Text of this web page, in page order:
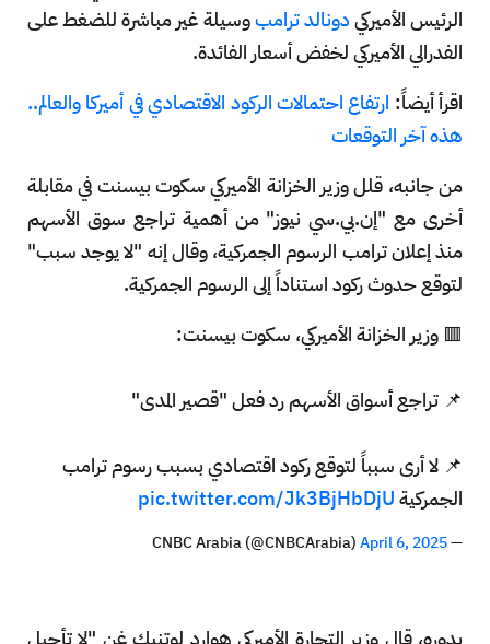
الرئيس الأميركيدونالد ترامبوسيلة غير مباشرة للضغط على
الفدرالي الأميركي لخفض أسعار الفائدة.
اقرأ أيضاً: ارتفاع احتمالات الركود الاقتصادي في أميركا والعالم..
هذه آخر التوقعات
من جانبه، قلل وزير الخزانة الأميركي سكوت بيسنت في مقابلة
أخرى مع "إن.بي.سي نيوز" من أهمية تراجع سوق الأسهم
منذ إعلان ترامب الرسوم الجمركية، وقال إنه "لا يوجد سبب"
لتوقع حدوث ركود استناداً إلى الرسوم الجمركية.
🟥 وزير الخزانة الأميركي، سكوت بيسنت:
📌 تراجع أسواق الأسهم رد فعل "قصير المدى"
📌 لا أرى سبباً لتوقع ركود اقتصادي بسبب رسوم ترامب
الجمركيةpic.twitter.com/Jk3BjHbDjU
— CNBC Arabia (@CNBCArabia)
April 6, 2025
بدوره، قال وزير التجارة الأميركي هوارد لوتنيك غن "لا تأجيل